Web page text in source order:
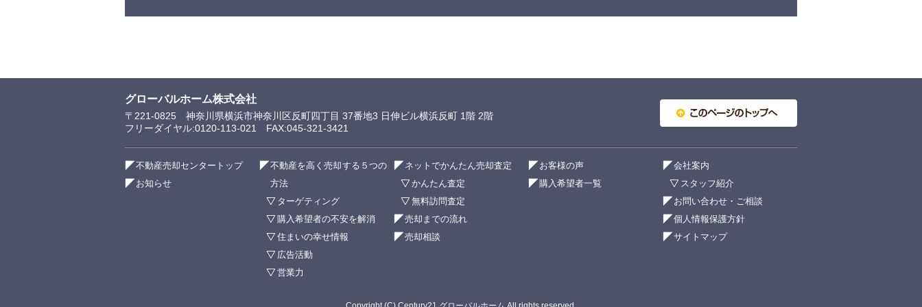
グローバルホーム株式会社
〒221-0825 神奈川県横浜市神奈川区反町四丁目 37番地3 日伸ビル横浜反町 1階 2階
フリーダイヤル:0120-113-021 FAX:045-321-3421
不動産売却センタートップ
お知らせ
不動産を高く売却する５つの
方法
ターゲティング
購入希望者の不安を解消
住まいの幸せ情報
広告活動
営業力
ネットでかんたん売却査定
かんたん査定
無料訪問査定
売却までの流れ
売却相談
お客様の声
購入希望者一覧
会社案内
スタッフ紹介
お問い合わせ・ご相談
個人情報保護方針
サイトマップ